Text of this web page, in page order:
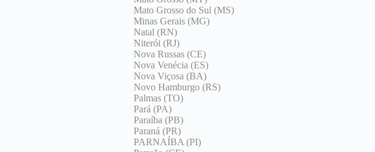
Mato Grosso do Sul (MS)
Minas Gerais (MG)
Natal (RN)
Niterói (RJ)
Nova Russas (CE)
Nova Venécia (ES)
Nova Viçosa (BA)
Novo Hamburgo (RS)
Palmas (TO)
Pará (PA)
Paraíba (PB)
Paraná (PR)
PARNAÍBA (PI)